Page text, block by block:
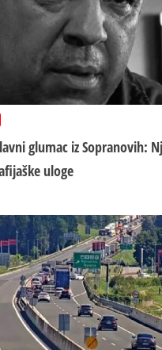
glumac iz Sopranovih:
uloge